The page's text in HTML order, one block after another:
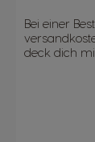
Bei einer
deck dich